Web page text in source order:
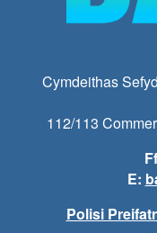
Cymdeithas
112/113
E:
Polisi